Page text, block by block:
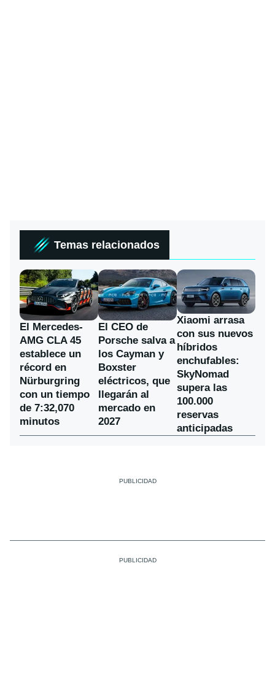
Temas relacionados
El Mercedes-
AMG CLA 45
establece un
récord en
Nürburgring
con un tiempo
de 7:32,070
minutos
El CEO de
Porsche salva a
los Cayman y
Boxster
eléctricos, que
llegarán al
mercado en
2027
Xiaomi arrasa
con sus nuevos
híbridos
enchufables:
SkyNomad
supera las
100.000
reservas
anticipadas